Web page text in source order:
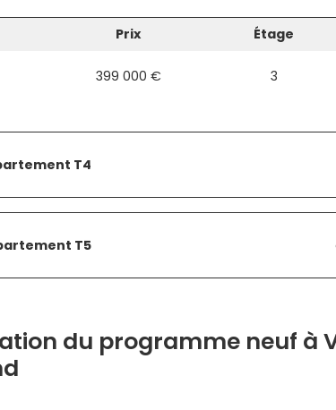
Prix Étage
399 000 € 3
T4
T5
du programme neuf à